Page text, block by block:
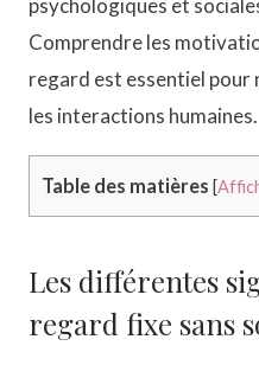
Comprendre les
regard est essentiel pour
les interactions humaines.
Table des matières [
Les différentes
regard fixe sans